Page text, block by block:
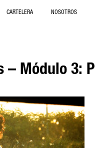
CARTELERA NOSOTROS
– Módulo 3: